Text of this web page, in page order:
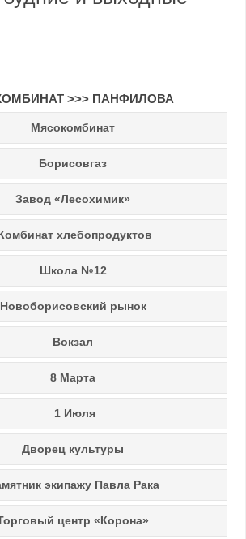
>>>ПАНФИЛОВА
Мясокомбинат
Борисовгаз
Завод «Лесохимик»
хлебопродуктов
Школа №12
Новоборисовский рынок
Вокзал
8 Марта
1 Июля
Дворец культуры
экипажу Павла Рака
центр «Корона»